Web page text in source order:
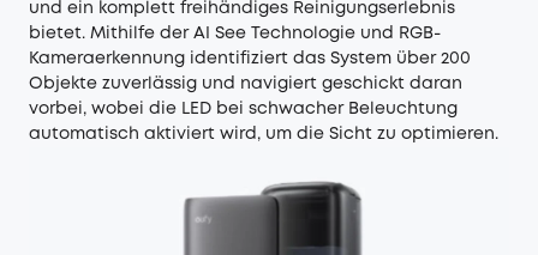
und ein komplett freihändiges Reinigungserlebnis
bietet. Mithilfe der AI See Technologie und RGB-
Kameraerkennung identifiziert das System über 200
Objekte zuverlässig und navigiert geschickt daran
vorbei, wobei die LED bei schwacher Beleuchtung
automatisch aktiviert wird, um die Sicht zu optimieren.